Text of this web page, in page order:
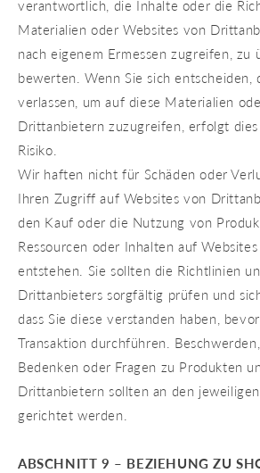
verantwortlich, die Inhalte oder die
Materialien oder Websites von
nach eigenem Ermessen zugreifen, zu
bewerten. Wenn Sie sich entscheiden,
verlassen, um auf diese Materialien
Drittanbietern zuzugreifen, erfolgt
Risiko.
Wir haften nicht für Schäden oder
Ihren Zugriff auf Websites von
den Kauf oder die Nutzung von
Ressourcen oder Inhalten auf
entstehen. Sie sollten die Richtlinien
Drittanbieters sorgfältig prüfen und
dass Sie diese verstanden haben,
Transaktion durchführen.
Bedenken oder Fragen zu Produkten
Drittanbietern sollten an den
gerichtet werden.
ABSCHNITT 9 – BEZIEHUNG ZU